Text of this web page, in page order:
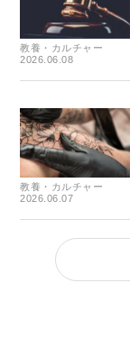
教養・カルチャー
2026.06.08
教養・カルチャー
2026.06.07